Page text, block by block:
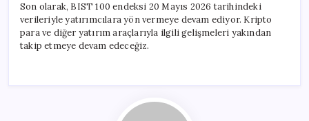
Son olarak, BIST 100 endeksi 20 Mayıs 2026 tarihindeki
verileriyle yatırımcılara yön vermeye devam ediyor. Kripto
para ve diğer yatırım araçlarıyla ilgili gelişmeleri yakından
takip etmeye devam edeceğiz.